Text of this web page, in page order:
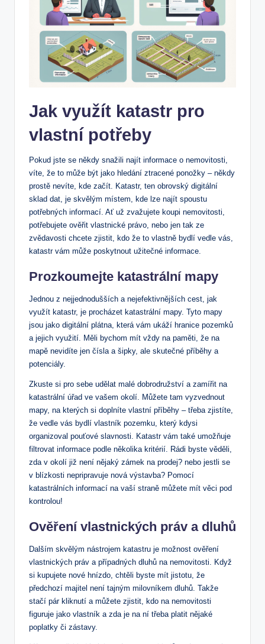
Jak využít katastr pro
vlastní potřeby
Pokud jste se někdy snažili najít informace o nemovitosti,
víte, že to může být jako hledání ztracené ponožky – někdy
prostě nevíte, kde začít. Katastr, ten obrovský digitální
sklad dat, je skvělým místem, kde lze najít spoustu
potřebných informací. Ať už zvažujete koupi nemovitosti,
potřebujete ověřit vlastnické právo, nebo jen tak ze
zvědavosti chcete zjistit, kdo že to vlastně bydlí vedle vás,
katastr vám může poskytnout užitečné informace.
Prozkoumejte katastrální mapy
Jednou z nejjednodušších a nejefektivnějších cest, jak
využít katastr, je procházet katastrální mapy. Tyto mapy
jsou jako digitální plátna, která vám ukáží hranice pozemků
a jejich využití. Měli bychom mít vždy na paměti, že na
mapě nevidíte jen čísla a šipky, ale skutečné příběhy a
potenciály.
Zkuste si pro sebe udělat malé dobrodružství a zamířit na
katastrální úřad ve vašem okolí. Můžete tam vyzvednout
mapy, na kterých si doplníte vlastní příběhy – třeba zjistíte,
že vedle vás bydlí vlastník pozemku, který kdysi
organizoval pouťové slavnosti. Katastr vám také umožňuje
filtrovat informace podle několika kritérií. Rádi byste věděli,
zda v okolí již není nějaký zámek na prodej? nebo jestli se
v blízkosti nepripravuje nová výstavba? Pomocí
katastrálních informací na vaší straně můžete mít věci pod
kontrolou!
Ověření vlastnických práv a dluhů
Dalším skvělým nástrojem katastru je možnost ověření
vlastnických práv a případných dluhů na nemovitosti. Když
si kupujete nové hnízdo, chtěli byste mít jistotu, že
předchozí majitel není tajným milovníkem dluhů. Takže
stačí pár kliknutí a můžete zjistit, kdo na nemovitosti
figuruje jako vlastník a zda je na ní třeba platit nějaké
poplatky či zástavy.